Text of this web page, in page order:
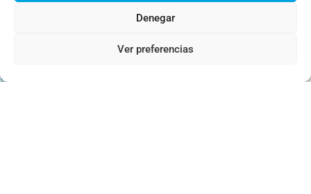
Denegar
Ver preferencias
¡Gracias por considerar a nuestra